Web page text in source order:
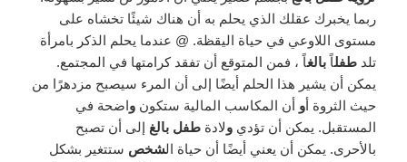
ربما يخبرك عقلك الذي يحلم به أن هناك شيئًا تخشاه على
مستوى اللاوعي في حياة اليقظة. @ عندما يحلم الذكر بامرأة
تلدطفلاًبالغاً ، فمن المتوقع أن تفقد كرامتها في المجتمع.
يمكن أن يشير هذا الحلم أيضًا إلى أن المرء سيصبح مزدهرًا من
حيث الثروة أو أن المكاسب المالية ستكونواضحة في
المستقبل. يمكن أن تؤديولادةطفل بالغ إلى أن تصبح
بالأحرى. يمكن أن يعني أيضًا أن حياة الشخص ستتغير بشكل